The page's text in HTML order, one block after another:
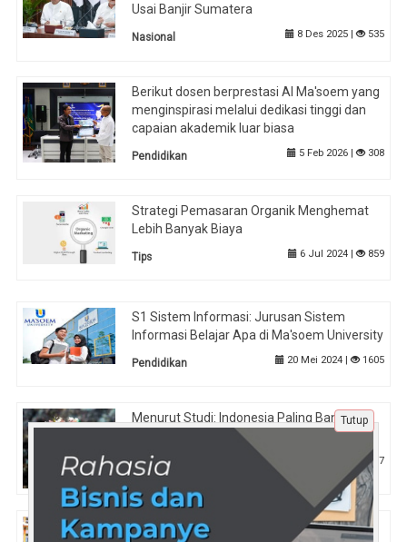
Usai Banjir Sumatera
Nasional 8 Des 2025 | 535
Berikut dosen berprestasi Al Ma'soem yang
menginspirasi melalui dedikasi tinggi dan
capaian akademik luar biasa
Pendidikan 5 Feb 2026 | 308
Strategi Pemasaran Organik Menghemat
Lebih Banyak Biaya
Tips 6 Jul 2024 | 859
S1 Sistem Informasi: Jurusan Sistem
Informasi Belajar Apa di Ma'soem University
Pendidikan 20 Mei 2024 | 1605
Menurut Studi: Indonesia Paling Banyak
Konsumsi Mikroplastik di Dunia
Nasional 1087
Kiat Sukses Menerapkan Kantin Sehat di
Tutup